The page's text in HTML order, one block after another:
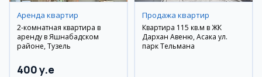
Аренда квартир
2-комнатная квартира в
аренду в Яшнабадском
районе, Тузель
400 y.e
Продажа квартир
Квартира 115 кв.м в ЖК
Дархан Авеню, Асака ул.
парк Тельмана